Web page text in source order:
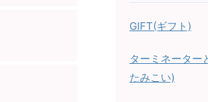
GIFT(ギフト)
ターミネーター
たみこい)